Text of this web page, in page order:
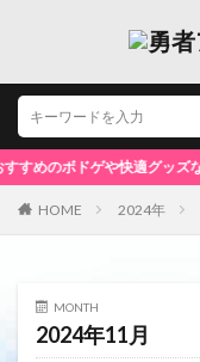
のボドゲや快適グッズなど
HOME 2024年
MONTH
2024年11月